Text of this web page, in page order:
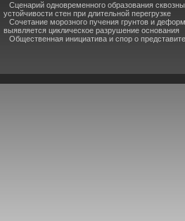
Сценарий одновременного образования
устойчивости стен при длительной перегрузке
Сочетание морозного пучения грунтов и
выявляется циклическое разрушение основания
Общественная инициатива и спор о